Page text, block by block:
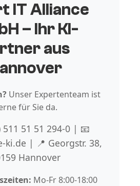
IT Alliance
– Ihr KI-
aus
Unser Expertenteam ist
für Sie da.
511 51 51 294-0 | 📧
ki.de | 📍 Georgstr. 38,
Hannover
Mo-Fr 8:00-18:00